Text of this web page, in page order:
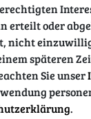
erteilt oder
nicht
späteren
Sie unser
.